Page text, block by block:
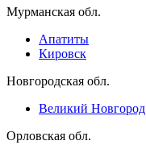
Мурманская обл.
Апатиты
Кировск
Новгородская обл.
Великий Новгород
Орловская обл.